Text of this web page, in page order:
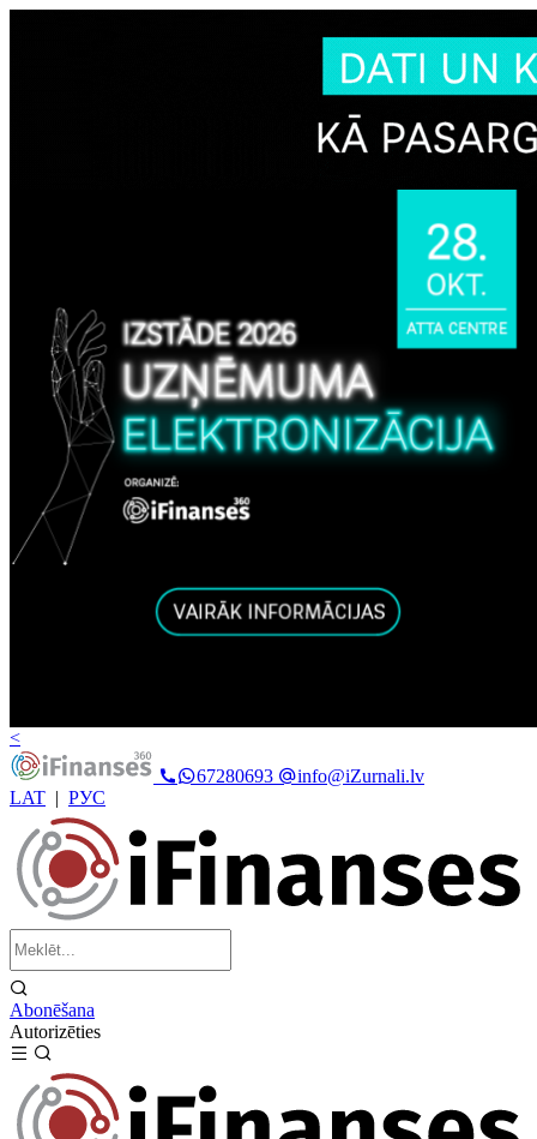
<
67280693
info@iZurnali.lv
LAT | РУС
Abonēšana
Autorizēties